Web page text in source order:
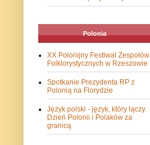
Polonia
XX Polonijny Festiwal Zespołów
Folklorystycznych w Rzeszowie
Spotkanie Prezydenta RP z
Polonią na Florydzie
Język polski - język, który łączy.
Dzień Polonii i Polaków za
granicą